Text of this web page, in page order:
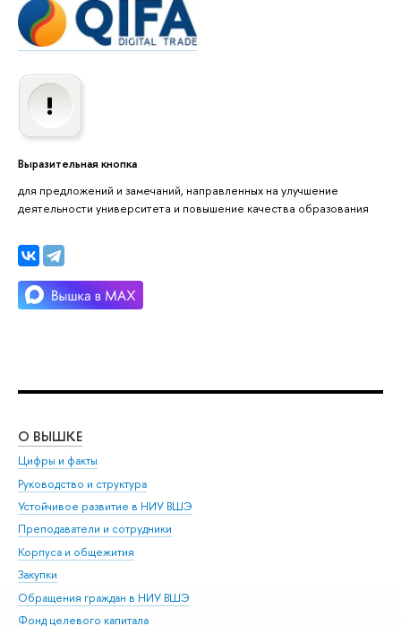
Выразительная кнопка
для предложений и замечаний, направленных на улучшение
деятельности университета и повышение качества образования
О ВЫШКЕ
Цифры и факты
Руководство и структура
Устойчивое развитие в НИУ ВШЭ
Преподаватели и сотрудники
Корпуса и общежития
Закупки
Обращения граждан в НИУ ВШЭ
Фонд целевого капитала